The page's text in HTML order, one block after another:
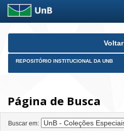
Skip
Voltar
REPOSITÓRIO INSTITUCIONAL DA UNB
Página de Busca
Buscar em: